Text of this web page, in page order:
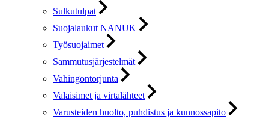
Sulkutulpat
Suojalaukut NANUK
Työsuojaimet
Sammutusjärjestelmät
Vahingontorjunta
Valaisimet ja virtalähteet
Varusteiden huolto, puhdistus ja kunnossapito